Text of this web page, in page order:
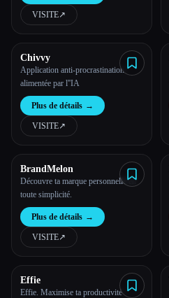
VISITE↗︎
Chivvy
Application anti-procrastination
alimentée par l''IA
Plus de détails →
VISITE↗︎
BrandMelon
Découvre ta marque personnelle en
toute simplicité.
Plus de détails →
VISITE↗︎
Effie
Effie. Maximise ta productivité